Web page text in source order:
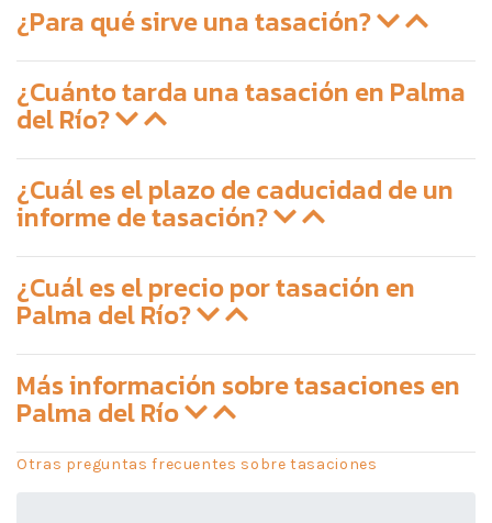
¿Para qué sirve una tasación?
¿Cuánto tarda una tasación en Palma
del Río?
¿Cuál es el plazo de caducidad de un
informe de tasación?
¿Cuál es el precio por tasación en
Palma del Río?
Más información sobre tasaciones en
Palma del Río
Otras preguntas frecuentes sobre tasaciones